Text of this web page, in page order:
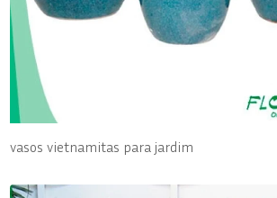
vasos vietnamitas para jardim